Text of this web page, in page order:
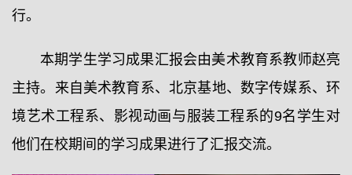
行。
本期学生学习成果汇报会由美术教育系教师赵亮
主持。来自美术教育系、北京基地、数字传媒系、环
境艺术工程系、影视动画与服装工程系的9名学生对
他们在校期间的学习成果进行了汇报交流。